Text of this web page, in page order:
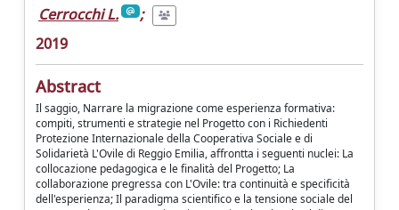
Cerrocchi L.
;
2019
Abstract
Il saggio, Narrare la migrazione come esperienza formativa:
compiti, strumenti e strategie nel Progetto con i Richiedenti
Protezione Internazionale della Cooperativa Sociale e di
Solidarietà L'Ovile di Reggio Emilia, affrontta i seguenti nuclei: La
collocazione pedagogica e le finalità del Progetto; La
collaborazione pregressa con L'Ovile: tra continuità e specificità
dell'esperienza; Il paradigma scientifico e la tensione sociale del